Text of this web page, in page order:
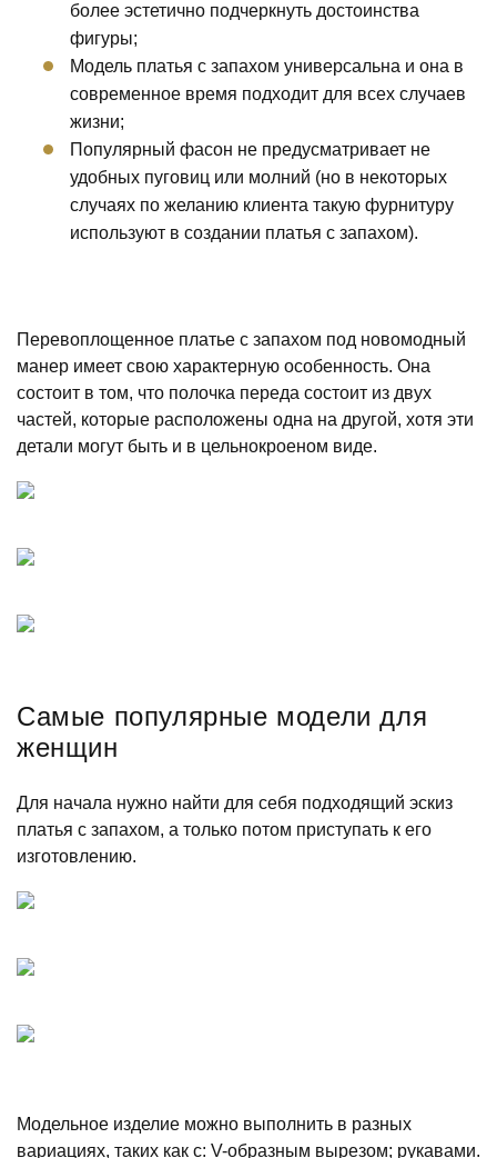
более эстетично подчеркнуть достоинства
фигуры;
Модель платья с запахом универсальна и она в
современное время подходит для всех случаев
жизни;
Популярный фасон не предусматривает не
удобных пуговиц или молний (но в некоторых
случаях по желанию клиента такую фурнитуру
используют в создании платья с запахом).
Перевоплощенное платье с запахом под новомодный
манер имеет свою характерную особенность. Она
состоит в том, что полочка переда состоит из двух
частей, которые расположены одна на другой, хотя эти
детали могут быть и в цельнокроеном виде.
Самые популярные модели для
женщин
Для начала нужно найти для себя подходящий эскиз
платья с запахом, а только потом приступать к его
изготовлению.
Модельное изделие можно выполнить в разных
вариациях, таких как с: V-образным вырезом; рукавами.